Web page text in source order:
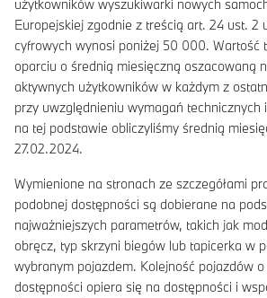
użytkowników wyszukiwarki nowych
Europejskiej zgodnie z treścią art. 24 ust. 2
cyfrowych wynosi poniżej 50 000. Wartość
oparciu o średnią miesięczną oszacowaną
aktywnych użytkowników w każdym z
przy uwzględnieniu wymagań technicznych
na tej podstawie obliczyliśmy średnią
27.02.2024.
Wymienione na stronach ze szczegółami
podobnej dostępności są dobierane na
najważniejszych parametrów, takich jak
obręcz, typ skrzyni biegów lub tapicerka w
wybranym pojazdem. Kolejność pojazdów
dostępności opiera się na dostępności i